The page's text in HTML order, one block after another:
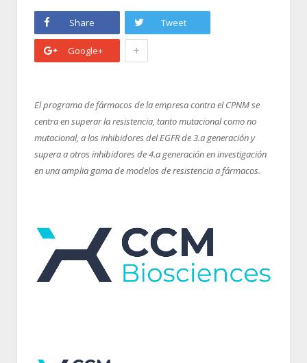
Share Tweet
Google+ +
El programa de fármacos de la empresa contra el CPNM se
centra en superar la resistencia, tanto mutacional como no
mutacional, a los inhibidores del EGFR de 3.ageneración y
supera a otros inhibidores de 4.ageneración en investigación
en una amplia gama de modelos de resistencia a fármacos.